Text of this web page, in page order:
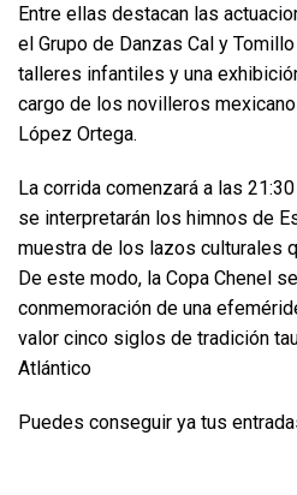
Entre ellas destacan las
el Grupo de Danzas Cal y
talleres infantiles y una
cargo de los novilleros
López Ortega.
La corrida comenzará a las
se interpretarán los himnos de
muestra de los lazos culturales
De este modo, la Copa Chenel
conmemoración de una
valor cinco siglos de tradición
Atlántico
Puedes conseguir ya tus